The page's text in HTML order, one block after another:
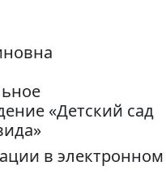
«Детский сад
в электронном